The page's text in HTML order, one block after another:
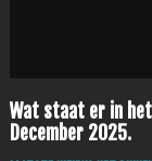
Wat staat er in het
December 2025.